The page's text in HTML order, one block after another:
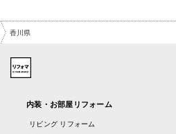
香川県
内装・お部屋リフォーム
リビング リフォーム